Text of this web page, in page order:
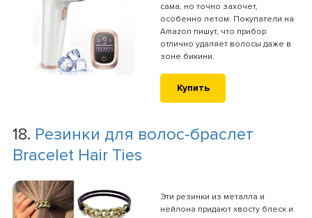
сама, но точно захочет,
особенно летом. Покупатели на
Amazon пишут, что прибор
отлично удаляет волосы даже в
зоне бикини.
Купить
18. Резинки для волос-браслет
Bracelet Hair Ties
Эти резинки из металла и
нейлона придают хвосту блеск и